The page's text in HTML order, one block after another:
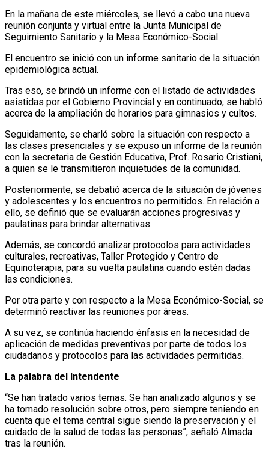
En la mañana de este miércoles, se llevó a cabo una nueva
reunión conjunta y virtual entre la Junta Municipal de
Seguimiento Sanitario y la Mesa Económico-Social.
El encuentro se inició con un informe sanitario de la situación
epidemiológica actual.
Tras eso, se brindó un informe con el listado de actividades
asistidas por el Gobierno Provincial y en continuado, se habló
acerca de la ampliación de horarios para gimnasios y cultos.
Seguidamente, se charló sobre la situación con respecto a
las clases presenciales y se expuso un informe de la reunión
con la secretaria de Gestión Educativa, Prof. Rosario Cristiani,
a quien se le transmitieron inquietudes de la comunidad.
Posteriormente, se debatió acerca de la situación de jóvenes
y adolescentes y los encuentros no permitidos. En relación a
ello, se definió que se evaluarán acciones progresivas y
paulatinas para brindar alternativas.
Además, se concordó analizar protocolos para actividades
culturales, recreativas, Taller Protegido y Centro de
Equinoterapia, para su vuelta paulatina cuando estén dadas
las condiciones.
Por otra parte y con respecto a la Mesa Económico-Social, se
determinó reactivar las reuniones por áreas.
A su vez, se continúa haciendo énfasis en la necesidad de
aplicación de medidas preventivas por parte de todos los
ciudadanos y protocolos para las actividades permitidas.
La palabra del Intendente
“Se han tratado varios temas. Se han analizado algunos y se
ha tomado resolución sobre otros, pero siempre teniendo en
cuenta que el tema central sigue siendo la preservación y el
cuidado de la salud de todas las personas”, señaló Almada
tras la reunión.